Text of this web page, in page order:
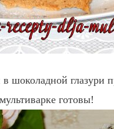
шоколадной глазури
мультиварке готовы!